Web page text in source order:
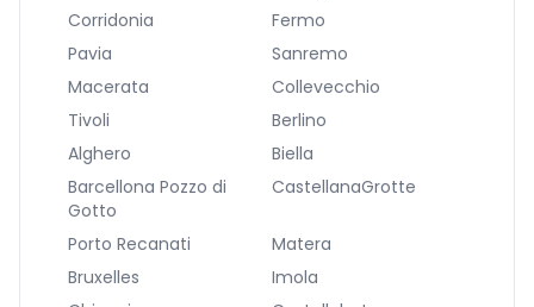
Corridonia
Fermo
Pavia
Sanremo
Macerata
Collevecchio
Tivoli
Berlino
Alghero
Biella
Barcellona Pozzo di
Gotto
CastellanaGrotte
Porto Recanati
Matera
Bruxelles
Imola